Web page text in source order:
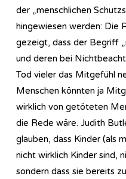
der „menschlichen
hingewiesen werden: Die
gezeigt, dass der Begriff
und deren bei
Tod vieler das Mitgefühl
Menschen könnten ja
wirklich von getöteten
die Rede wäre. Judith
glauben, dass Kinder (als
nicht wirklich Kinder sind,
sondern dass sie bereits